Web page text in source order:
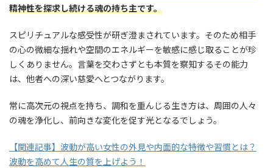
精神性を探求し続ける魂の持ち主です。
スピリチュアルな感受性が研ぎ澄まされています。そのため相手
の心の微細な揺れや空間のエネルギーを敏感に感じ取ることが珍
しくありません。言葉を交わさずとも本質を察知するその能力
は、他者への深い慈愛へとつながります。
常に高次元の視点を持ち、調和を重んじる生き方は、周囲の人々
の魂を浄化し、前向きな変化を促す光となるでしょう。
【関連記事】波動が高い女性の外見や内面的な特徴や習慣とは？
波動を高めて人生の質を上げよう！